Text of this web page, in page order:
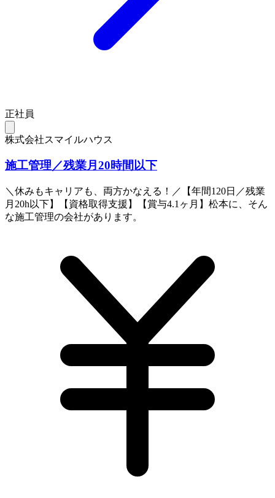
正社員
株式会社スマイルハウス
施工管理／残業月20時間以下
＼休みもキャリアも、両方かなえる！／【年間120日／残業
月20h以下】【資格取得支援】【賞与4.1ヶ月】松本に、そん
な施工管理の会社があります。